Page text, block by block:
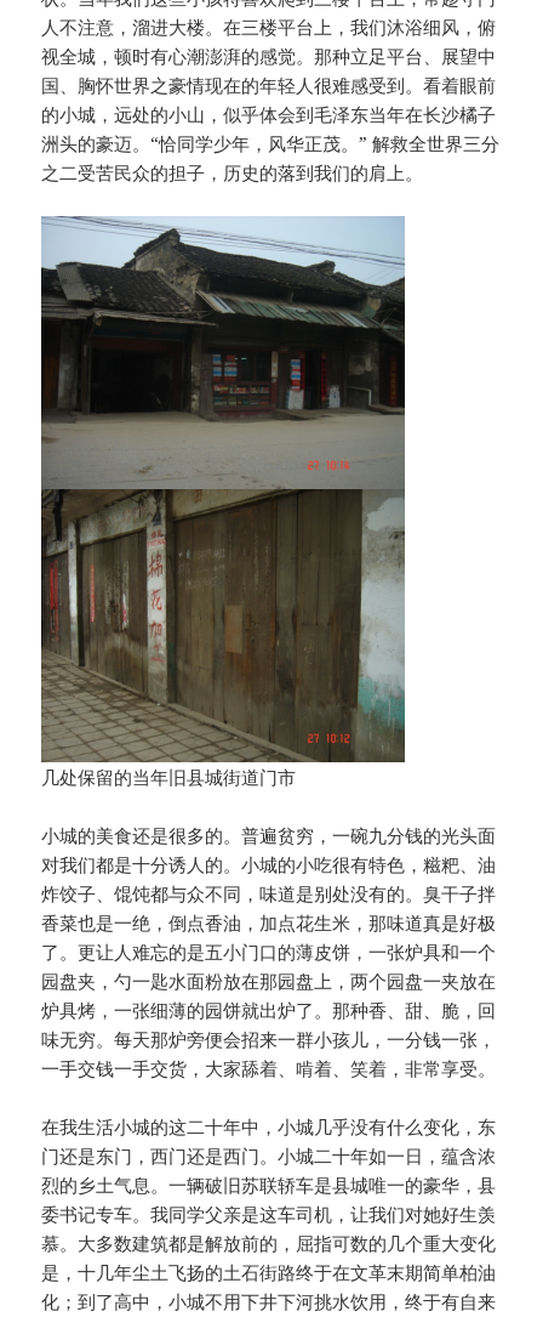
人不注意，溜进大楼。在三楼平台上，我们沐浴细风，俯
视全城，顿时有心潮澎湃的感觉。那种立足平台、展望中
国、胸怀世界之豪情现在的年轻人很难感受到。看着眼前
的小城，远处的小山，似乎体会到毛泽东当年在长沙橘子
洲头的豪迈。“恰同学少年，风华正茂。” 解救全世界三分
之二受苦民众的担子，历史的落到我们的肩上。
几处保留的当年旧县城街道门市
小城的美食还是很多的。普遍贫穷，一碗九分钱的光头面
对我们都是十分诱人的。小城的小吃很有特色，糍粑、油
炸饺子、馄饨都与众不同，味道是别处没有的。臭干子拌
香菜也是一绝，倒点香油，加点花生米，那味道真是好极
了。更让人难忘的是五小门口的薄皮饼，一张炉具和一个
园盘夹，勺一匙水面粉放在那园盘上，两个园盘一夹放在
炉具烤，一张细薄的园饼就出炉了。那种香、甜、脆，回
味无穷。每天那炉旁便会招来一群小孩儿，一分钱一张，
一手交钱一手交货，大家舔着、啃着、笑着，非常享受。
在我生活小城的这二十年中，小城几乎没有什么变化，东
门还是东门，西门还是西门。小城二十年如一日，蕴含浓
烈的乡土气息。一辆破旧苏联轿车是县城唯一的豪华，县
委书记专车。我同学父亲是这车司机，让我们对她好生羡
慕。大多数建筑都是解放前的，屈指可数的几个重大变化
是，十几年尘土飞扬的土石街路终于在文革末期简单柏油
化；到了高中，小城不用下井下河挑水饮用，终于有自来